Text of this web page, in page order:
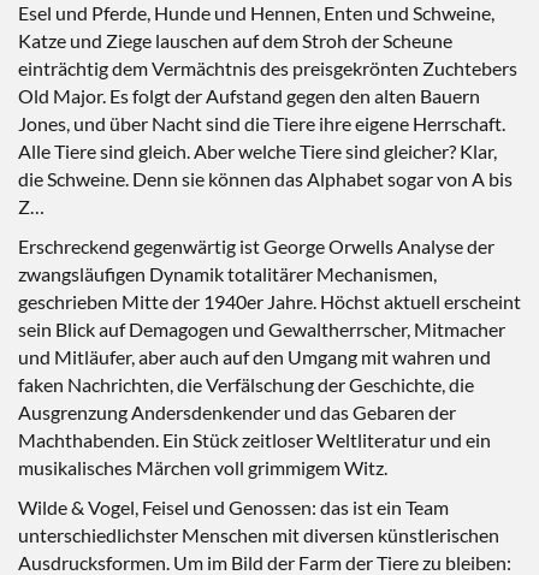
Esel und Pferde, Hunde und Hennen, Enten und Schweine,
Katze und Ziege lauschen auf dem Stroh der Scheune
einträchtig dem Vermächtnis des preisgekrönten Zuchtebers
Old Major. Es folgt der Aufstand gegen den alten Bauern
Jones, und über Nacht sind die Tiere ihre eigene Herrschaft.
Alle Tiere sind gleich. Aber welche Tiere sind gleicher? Klar,
die Schweine. Denn sie können das Alphabet sogar von A bis
Z…
Erschreckend gegenwärtig ist George Orwells Analyse der
zwangsläufigen Dynamik totalitärer Mechanismen,
geschrieben Mitte der 1940er Jahre. Höchst aktuell erscheint
sein Blick auf Demagogen und Gewaltherrscher, Mitmacher
und Mitläufer, aber auch auf den Umgang mit wahren und
faken Nachrichten, die Verfälschung der Geschichte, die
Ausgrenzung Andersdenkender und das Gebaren der
Machthabenden. Ein Stück zeitloser Weltliteratur und ein
musikalisches Märchen voll grimmigem Witz.
Wilde & Vogel, Feisel und Genossen: das ist ein Team
unterschiedlichster Menschen mit diversen künstlerischen
Ausdrucksformen. Um im Bild der Farm der Tiere zu bleiben: